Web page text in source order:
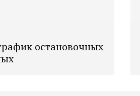
остановочных